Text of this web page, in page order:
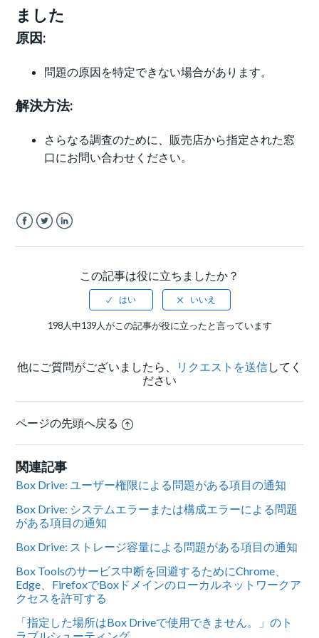
ました
原因:
問題の原因を特定できない場合があります。
解決方法:
さらなる調査のために、販売店から指定された窓
口にお問い合わせください。
この記事は役に立ちましたか？
198人中139人がこの記事が役に立ったと言っています
他にご質問がございましたら、 リクエストを送信してく
ださい
ページの先頭へ戻る
関連記事
Box Drive: ユーザー権限による問題がある項目の通知
Box Drive: システムエラーまたは構成エラーによる問題
がある項目の通知
Box Drive: ストレージ容量による問題がある項目の通知
Box Toolsのサービス中断を回避するためにChrome、
Edge、FirefoxでBoxドメインのローカルネットワークア
クセスを許可する
「指定した場所はBox Driveで使用できません。」のト